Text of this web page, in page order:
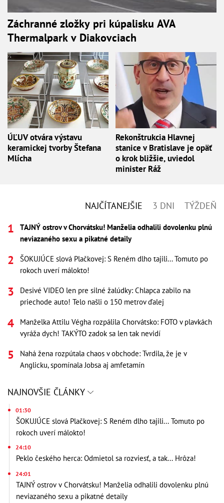
Záchranné zložky pri kúpalisku AVA
Thermalpark v Diakovciach
ÚĽUV otvára výstavu
keramickej tvorby Štefana
Mlícha
Rekonštrukcia Hlavnej
stanice v Bratislave je opäť
o krok bližšie, uviedol
minister Ráž
NAJČÍTANEJŠIE 3 DNI TÝŽDEŇ
TAJNÝ ostrov v Chorvátsku! Manželia odhalili dovolenku plnú
neviazaného sexu a pikatné detaily
ŠOKUJÚCE slová Plačkovej: S Reném dlho tajili... Tomuto po
rokoch uverí málokto!
Desivé VIDEO len pre silné žalúdky: Chlapca zabilo na
priechode auto! Telo našli o 150 metrov ďalej
Manželka Attilu Végha rozpálila Chorvátsko: FOTO v plavkách
vyráža dych! TAKÝTO zadok sa len tak nevidí
Nahá žena rozpútala chaos v obchode: Tvrdila, že je v
Anglicku, spomínala Jobsa aj amfetamín
NAJNOVŠIE ČLÁNKY
01:30
ŠOKUJÚCE slová Plačkovej: S Reném dlho tajili... Tomuto po
rokoch uverí málokto!
24:10
Peklo českého herca: Odmietol sa rozviesť, a tak... Hrôza!
24:01
TAJNÝ ostrov v Chorvátsku! Manželia odhalili dovolenku plnú
neviazaného sexu a pikatné detaily